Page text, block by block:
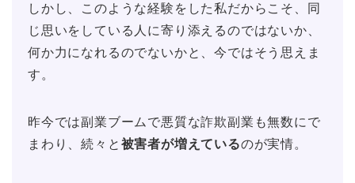
しかし、このような経験をした私だからこそ、同
じ思いをしている人に寄り添えるのではないか、
何か力になれるのでないかと、今ではそう思えま
す。
昨今では副業ブームで悪質な詐欺副業も無数にで
まわり、続々と 被害者が増えているのが実情。